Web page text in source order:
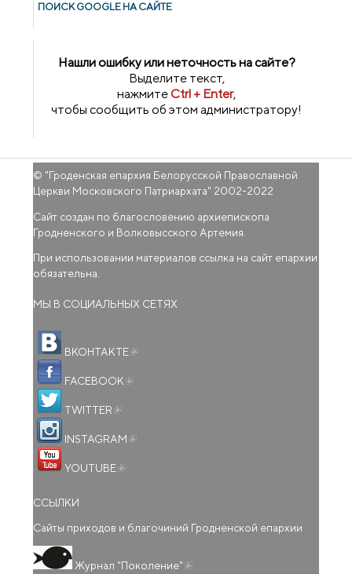
ПОИСК GOОGLE НА САЙТЕ
Нашли ошибку или неточность на сайте?
Выделите текст,
нажмитеCtrl + Enter,
чтобы сообщить об этом администратору!
© "Гроденская епархия Белорусской Православной
Церкви Московского Патриархата" 2002-2022
Сайт создан по благословению архиепископа
Гродненского и Волковысского Артемия.
При использовании материалов ссылка на сайт епархии
обязательна.
МЫ В СОЦИАЛЬНЫХ СЕТЯХ
ВКОНТАКТЕ
FACEBOOK
TWITTER
INSTAGRAM
YOUTUBE
ССЫЛКИ
Сайты приходов и благочиний Гродненской епархии
Журнал "Поколение"